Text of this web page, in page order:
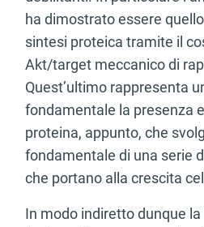
ha dimostrato essere
sintesi proteica tramite il
Akt/target meccanico di
Quest’ultimo rappresenta
fondamentale la presenza
proteina, appunto, che
fondamentale di una serie
che portano alla crescita
In modo indiretto dunque